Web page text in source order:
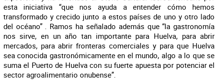
esta iniciativa “que nos ayuda a entender cómo hemos
transformado y crecido junto a estos países de uno y otro lado
del océano” . Ramos ha señalado además que “la gastronomía
nos sirve, en un año tan importante para Huelva, para abrir
mercados, para abrir fronteras comerciales y para que Huelva
sea conocida gastronómicamente en el mundo, algo a lo que se
suma el Puerto de Huelva con su fuerte apuesta por potenciar el
sector agroalimentario onubense”.